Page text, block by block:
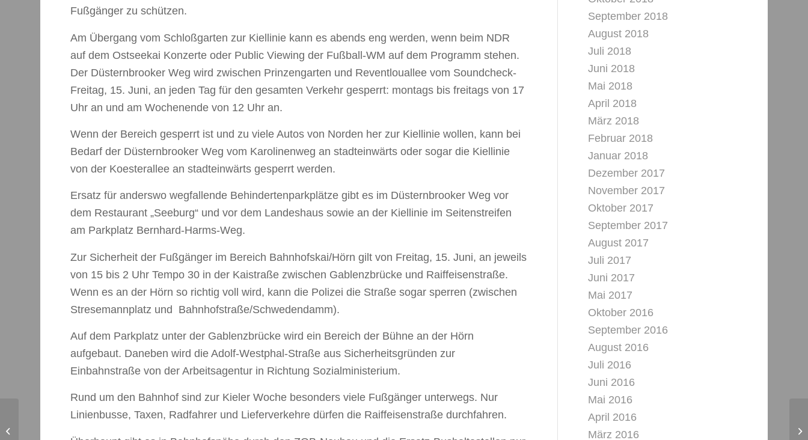
Fußgänger zu schützen.
Am Übergang vom Schloßgarten zur Kiellinie kann es abends eng werden, wenn beim NDR
auf dem Ostseekai Konzerte oder Public Viewing der Fußball-WM auf dem Programm stehen.
Der Düsternbrooker Weg wird zwischen Prinzengarten und Reventlouallee vom Soundcheck-
Freitag, 15. Juni, an jeden Tag für den gesamten Verkehr gesperrt: montags bis freitags von 17
Uhr an und am Wochenende von 12 Uhr an.
Wenn der Bereich gesperrt ist und zu viele Autos von Norden her zur Kiellinie wollen, kann bei
Bedarf der Düsternbrooker Weg vom Karolinenweg an stadteinwärts oder sogar die Kiellinie
von der Koesterallee an stadteinwärts gesperrt werden.
Ersatz für anderswo wegfallende Behindertenparkplätze gibt es im Düsternbrooker Weg vor
dem Restaurant „Seeburg“ und vor dem Landeshaus sowie an der Kiellinie im Seitenstreifen
am Parkplatz Bernhard-Harms-Weg.
Zur Sicherheit der Fußgänger im Bereich Bahnhofskai/Hörn gilt von Freitag, 15. Juni, an jeweils
von 15 bis 2 Uhr Tempo 30 in der Kaistraße zwischen Gablenzbrücke und Raiffeisenstraße.
Wenn es an der Hörn so richtig voll wird, kann die Polizei die Straße sogar sperren (zwischen
Stresemannplatz und Bahnhofstraße/Schwedendamm).
Auf dem Parkplatz unter der Gablenzbrücke wird ein Bereich der Bühne an der Hörn
aufgebaut. Daneben wird die Adolf-Westphal-Straße aus Sicherheitsgründen zur
Einbahnstraße von der Arbeitsagentur in Richtung Sozialministerium.
Rund um den Bahnhof sind zur Kieler Woche besonders viele Fußgänger unterwegs. Nur
Linienbusse, Taxen, Radfahrer und Lieferverkehre dürfen die Raiffeisenstraße durchfahren.
September 2018
August 2018
Juli 2018
Juni 2018
Mai 2018
April 2018
März 2018
Februar 2018
Januar 2018
Dezember 2017
November 2017
Oktober 2017
September 2017
August 2017
Juli 2017
Juni 2017
Mai 2017
Oktober 2016
September 2016
August 2016
Juli 2016
Juni 2016
Mai 2016
April 2016
März 2016